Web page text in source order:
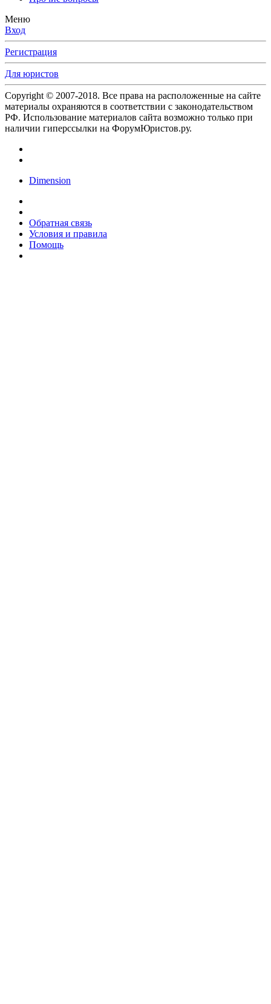
Меню
Вход
Регистрация
Для юристов
Copyright © 2007-2018. Все права на расположенные на сайте
материалы охраняются в соответствии с законодательством
РФ. Использование материалов сайта возможно только при
наличии гиперссылки на ФорумЮристов.ру.
Dimension
Обратная связь
Условия и правила
Помощь